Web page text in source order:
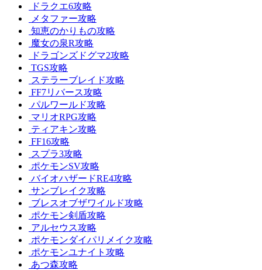
ドラクエ6攻略
メタファー攻略
知恵のかりもの攻略
魔女の泉R攻略
ドラゴンズドグマ2攻略
TGS攻略
ステラーブレイド攻略
FF7リバース攻略
パルワールド攻略
マリオRPG攻略
ティアキン攻略
FF16攻略
スプラ3攻略
ポケモンSV攻略
バイオハザードRE4攻略
サンブレイク攻略
ブレスオブザワイルド攻略
ポケモン剣盾攻略
アルセウス攻略
ポケモンダイパリメイク攻略
ポケモンユナイト攻略
あつ森攻略